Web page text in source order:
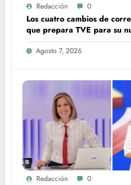
Redacción 0
Los cuatro cambios de
que prepara TVE para su
temporada
Agosto 7, 2026
Redacción 0